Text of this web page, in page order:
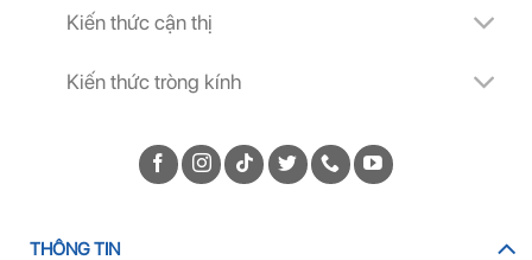
Kiến thức cận thị
Kiến thức tròng kính
THÔNG TIN